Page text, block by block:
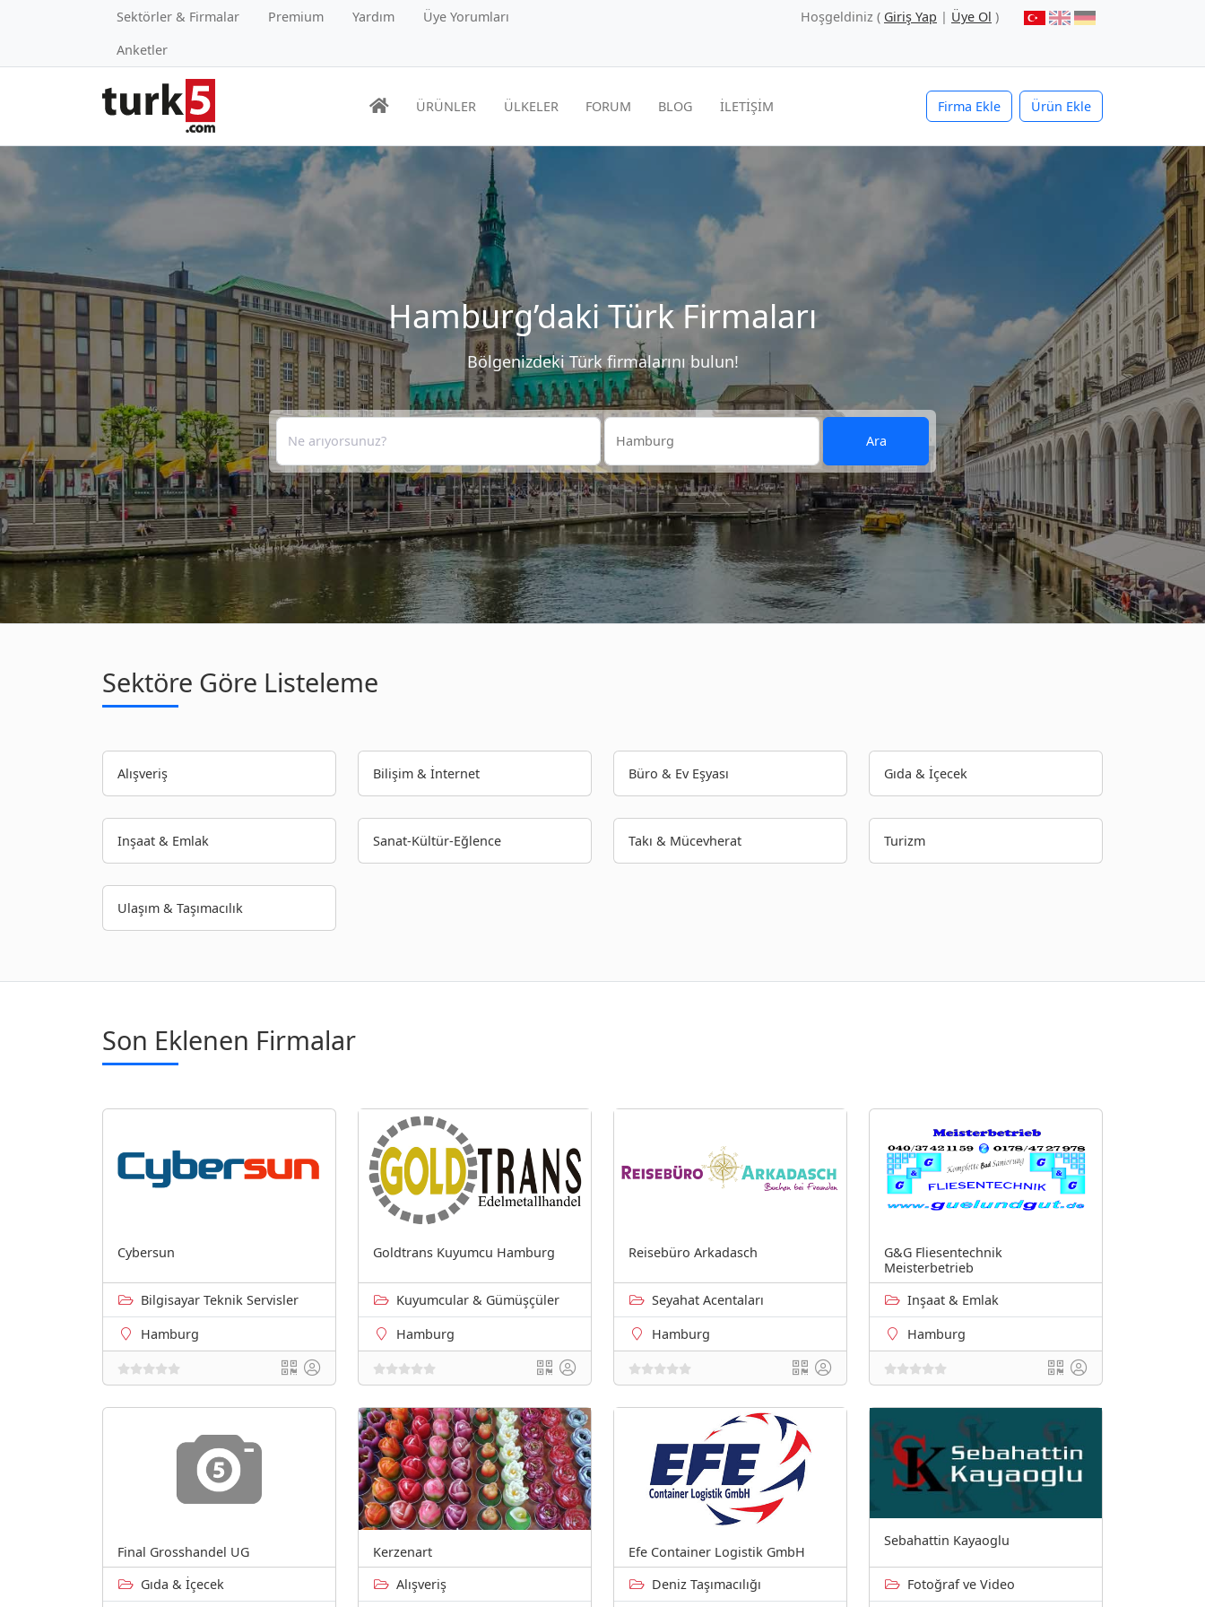
Sektörler & Firmalar Premium Yardım
Üye Yorumları
Anketler
Hoşgeldiniz ( Giriş Yap | Üye Ol )
Firma Ekle Ürün Ekle
ÜRÜNLER ÜLKELER FORUM BLOG İLETİŞİM
Hamburg’daki Türk Firmaları
Bölgenizdeki Türk firmalarını bulun!
Ara
Sektöre Göre Listeleme
Alışveriş Bilişim & İnternet Büro & Ev Eşyası Gıda & İçecek
Inşaat & Emlak Sanat-Kültür-Eğlence Takı & Mücevherat Turizm
Ulaşım & Taşımacılık
Son Eklenen Firmalar
Cybersun
Bilgisayar Teknik Servisler
Hamburg
Goldtrans Kuyumcu Hamburg
Kuyumcular & Gümüşçüler
Hamburg
Reisebüro Arkadasch
Seyahat Acentaları
Hamburg
G&G Fliesentechnik
Meisterbetrieb
Inşaat & Emlak
Hamburg
Final Grosshandel UG
Gıda & İçecek
Kerzenart
Alışveriş
Efe Container Logistik GmbH
Deniz Taşımacılığı
Sebahattin Kayaoglu
Fotoğraf ve Video